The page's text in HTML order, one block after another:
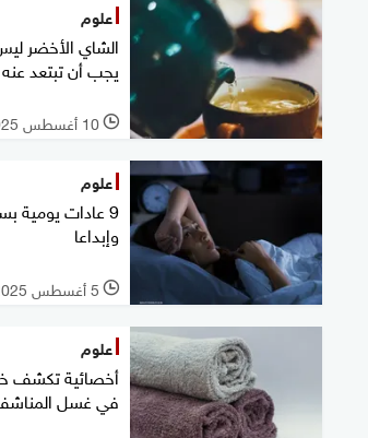
علوم
يجب أن تبتعد عنه
l 10 أغسطس 2025
علوم
9 عادات يومية
وإبداعا
l 5 أغسطس 2025
علوم
أخصائية تكشف
في غسل